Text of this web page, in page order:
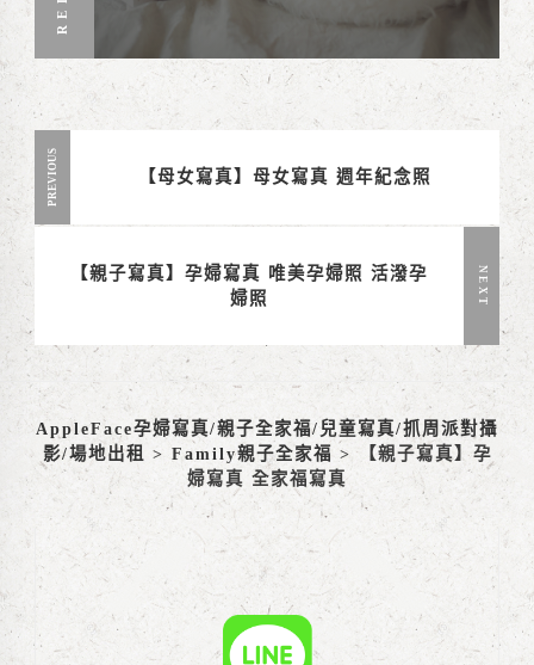
PREVIOUS 【母女寫真】母女寫真 週年紀念照
NEXT
【親子寫真】孕婦寫真 唯美孕婦照 活潑孕
婦照
AppleFace孕婦寫真/親子全家福/兒童寫真/抓周派對攝
影/場地出租 > Family親子全家福 > 【親子寫真】孕
婦寫真 全家福寫真